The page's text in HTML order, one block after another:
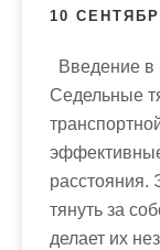
10
Введение в
Седельные
тянуть за
делает их